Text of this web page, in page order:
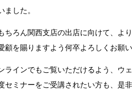
した。
ろん関西支店の出店に向けて、よ
を賜りますよう何卒よろしくお願い
インでもご覧いただけるよう、ウ
ミナーをご受講されたい方も、是